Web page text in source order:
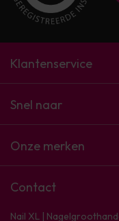
Klantenservice
Snel naar
Onze merken
Contact
Nail XL |